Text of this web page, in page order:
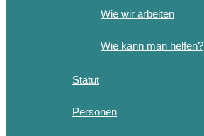
Wie wir arbeiten
Wie kann man helfen?
Statut
Personen